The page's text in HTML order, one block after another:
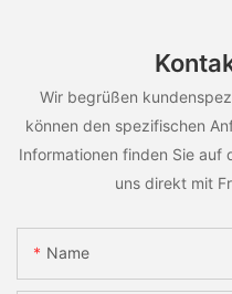
Wir begrüßen
können den spezifischen
Informationen finden Sie auf
uns direkt mit
Name